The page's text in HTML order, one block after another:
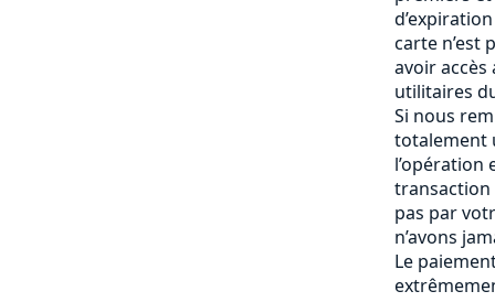
carte n’est
avoir
utilitaires
Si nous
totalement
l’opération
transaction
pas par
n’avons
Le